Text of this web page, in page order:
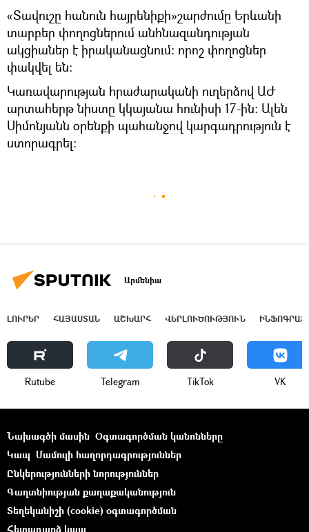
«Տավուշը հանուն հայրենիքի»շարժումը Երևանի
տարբեր փողոցներում անհնազանդության
ակցիաներ է իրականացնում։ որոշ փողոցներ
փակվել են։
Կառավարության հրաժարականի ուղերձով ԱԺ
արտահերթ նիստը կկայանա հունիսի 17-ին։ Ալեն
Սիմոնյանն օրենքի պահանջով կարգադրություն է
ստորագրել։
Արմենիա
ԼՈՒՐԵՐ ՀԱՅԱՍՏԱՆ ԱՇԽԱՐՀ ՎԵՐԼՈՒԾՈՒԹՅՈՒՆ
Rutube Telegram ТikТоk VK
Նախագծի մասին Օգտագործման կանոնները
Կապ Մամուլի հաղորդագրություններ
Ընկերությունների նորություններ
Գաղտնիության քաղաքականություն
Տեղեկանիշի (cookie) օգտագործման
Հետադարձ կապ